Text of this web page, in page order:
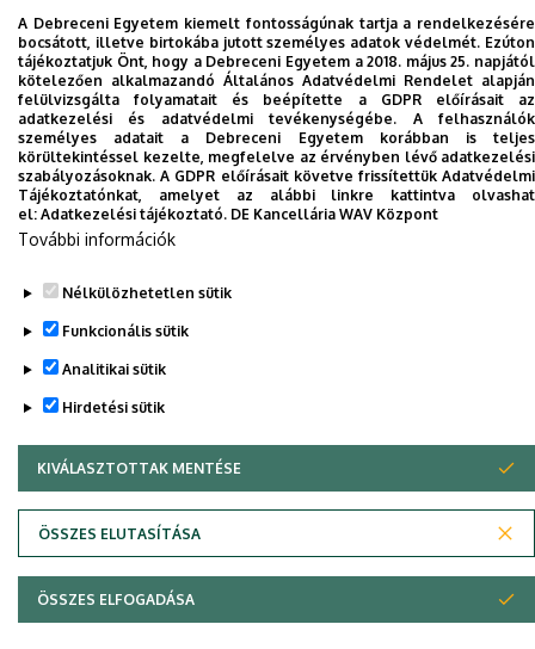
Adatvédelem
Szerzői jog © 2026 Unideb
A Debreceni Egyetem kiemelt fontosságúnak tartja a rendelkezésére
bocsátott, illetve birtokába jutott személyes adatok védelmét. Ezúton
tájékoztatjuk Önt, hogy a Debreceni Egyetem a 2018. május 25. napjától
kötelezően alkalmazandó Általános Adatvédelmi Rendelet alapján
felülvizsgálta folyamatait és beépítette a GDPR előírásait az
adatkezelési és adatvédelmi tevékenységébe. A felhasználók
személyes adatait a Debreceni Egyetem korábban is teljes
körültekintéssel kezelte, megfelelve az érvényben lévő adatkezelési
szabályozásoknak. A GDPR előírásait követve frissítettük Adatvédelmi
Tájékoztatónkat, amelyet az alábbi linkre kattintva olvashat
el: Adatkezelési tájékoztató. DE Kancellária WAV Központ
További információk
Nélkülözhetetlen sütik
Funkcionális sütik
Analitikai sütik
Hirdetési sütik
KIVÁLASZTOTTAK MENTÉSE
ÖSSZES ELUTASÍTÁSA
WITHDRAW CONSENT
ÖSSZES ELFOGADÁSA